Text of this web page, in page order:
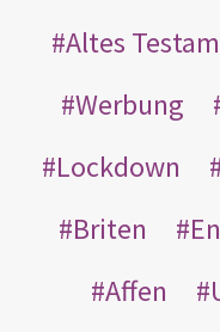
Altes
Werbung
Lockdown
Briten
Affen